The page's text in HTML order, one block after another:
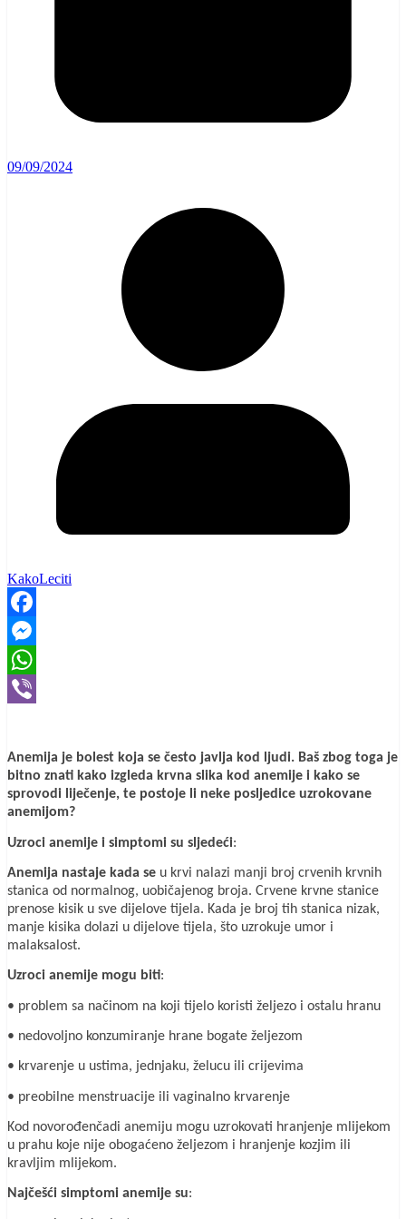
09/09/2024
KakoLeciti
Facebook
Messenger
WhatsApp
Anemija je bolest koja se često javlja kod ljudi. Baš zbog toga je
bitno znati kako izgleda krvna slika kod anemije i kako se
sprovodi liječenje, te postoje li neke posljedice uzrokovane
anemijom?
Uzroci anemije i simptomi su sljedeći:
Anemija nastaje kada se u krvi nalazi manji broj crvenih krvnih
stanica od normalnog, uobičajenog broja. Crvene krvne stanice
prenose kisik u sve dijelove tijela. Kada je broj tih stanica nizak,
manje kisika dolazi u dijelove tijela, što uzrokuje umor i
malaksalost.
Uzroci anemije mogu biti:
• problem sa načinom na koji tijelo koristi željezo i ostalu hranu
• nedovoljno konzumiranje hrane bogate željezom
• krvarenje u ustima, jednjaku, želucu ili crijevima
• preobilne menstruacije ili vaginalno krvarenje
Kod novorođenčadi anemiju mogu uzrokovati hranjenje mlijekom
u prahu koje nije obogaćeno željezom i hranjenje kozjim ili
kravljim mlijekom.
Najčešći simptomi anemije su: